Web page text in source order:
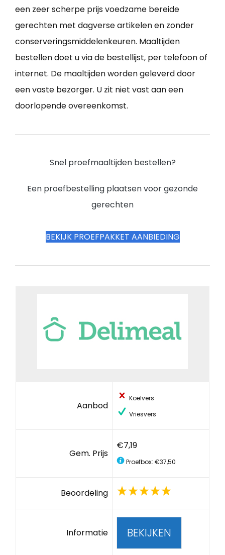
een zeer scherpe prijs voedzame bereide
gerechten met dagverse artikelen en zonder
conserveringsmiddelenkeuren. Maaltijden
bestellen doet u via de bestellijst, per telefoon of
internet. De maaltijden worden geleverd door
een vaste bezorger. U zit niet vast aan een
doorlopende overeenkomst.
Snel proefmaaltijden bestellen?
Een proefbestelling plaatsen voor gezonde
gerechten
BEKIJK PROEFPAKKET AANBIEDING
Aanbod
Koelvers
Vriesvers
Gem. Prijs
€7,19
Proefbox: €37,50
Beoordeling
Informatie BEKIJKEN